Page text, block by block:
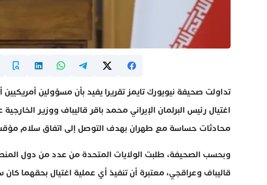
تداولت صحيفة نيويورك تايمز تقريرا يفيد بأن مسؤولين
اغتيال رئيس البرلمان الإيراني محمد باقر قاليباف ووزير
محادثات حساسة مع طهران بهدف التوصل إلى اتفاق سلام
وبحسب الصحيفة، طلبت الولايات المتحدة من عدد من دول
قاليباف وعراقجي، معتبرة أن تنفيذ أي عملية اغتيال بحقهما